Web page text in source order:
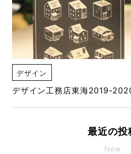
デザイン
デザイン工務店東海2019-
最近の投
New